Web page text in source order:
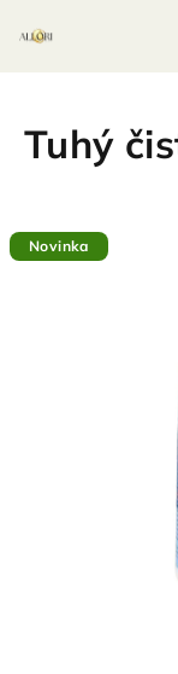
Tuhý
Novinka